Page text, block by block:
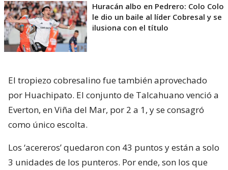
Huracán albo en Pedrero: Colo Colo
le dio un baile al líder Cobresal y se
ilusiona con el título
El tropiezo cobresalino fue también aprovechado
por Huachipato. El conjunto de Talcahuano venció a
Everton, en Viña del Mar, por 2 a 1, y se consagró
como único escolta.
Los ‘acereros’ quedaron con 43 puntos y están a solo
3 unidades de los punteros. Por ende, son los que